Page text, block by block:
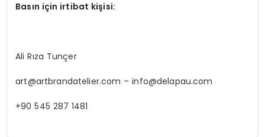
Basın için irtibat kişisi:
Ali Rıza Tunçer
art@artbrandatelier.com –info@delapau.com
+90 545 287 1481